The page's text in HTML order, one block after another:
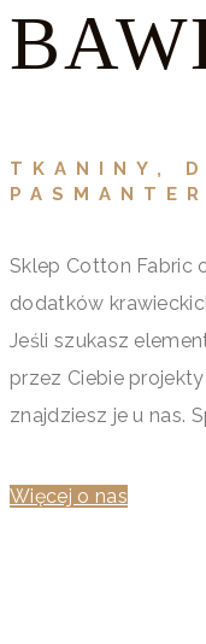
TKANINY,
Sklep Cotton Fabric
dodatków
Jeśli szukasz
przez Ciebie
znajdziesz je u nas.
Więcej o nas